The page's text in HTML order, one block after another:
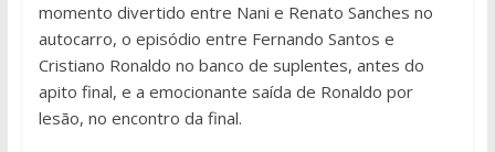
momento divertido entre Nani e Renato Sanches no
autocarro, o episódio entre Fernando Santos e
Cristiano Ronaldo no banco de suplentes, antes do
apito final, e a emocionante saída de Ronaldo por
lesão, no encontro da final.